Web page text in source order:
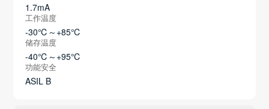
1.7mA
工作温度
-30℃～+85℃
储存温度
-40℃～+95℃
功能安全
ASIL B